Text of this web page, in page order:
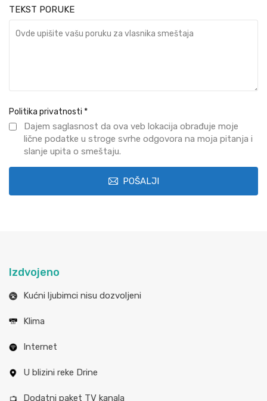
TEKST PORUKE
Politika privatnosti *
Dajem saglasnost da ova veb lokacija obrađuje moje
lične podatke u stroge svrhe odgovora na moja pitanja i
slanje upita o smeštaju.
POŠALJI
Izdvojeno
Kućni ljubimci nisu dozvoljeni
Klima
Internet
U blizini reke Drine
Dodatni paket TV kanala